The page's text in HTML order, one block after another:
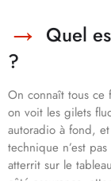
Quel
?
On connaît tous ce
on voit les gilets
autoradio à fond,
technique n’est
atterrit sur le